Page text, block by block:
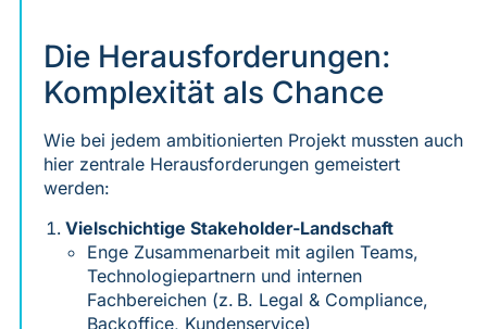
Die Herausforderungen:
Komplexität als Chance
Wie bei jedem ambitionierten Projekt mussten auch
hier zentrale Herausforderungen gemeistert
werden:
Vielschichtige Stakeholder-Landschaft
Enge Zusammenarbeit mit agilen Teams,
Technologiepartnern und internen
Fachbereichen (z. B. Legal & Compliance,
Backoffice, Kundenservice)